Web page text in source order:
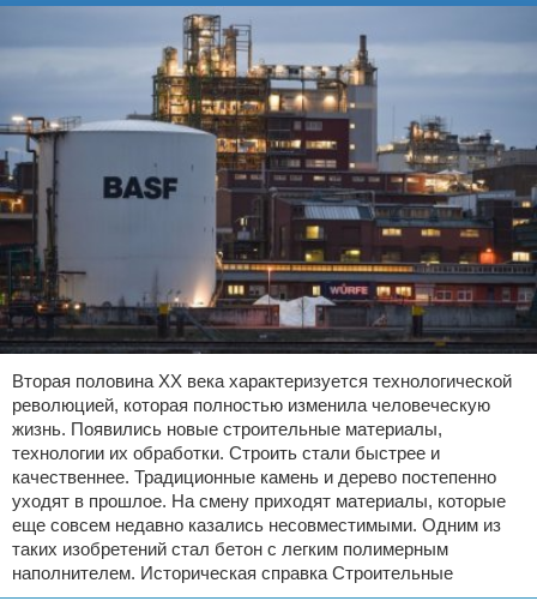
Вторая половина XX века характеризуется технологической
революцией, которая полностью изменила человеческую
жизнь. Появились новые строительные материалы,
технологии их обработки. Строить стали быстрее и
качественнее. Традиционные камень и дерево постепенно
уходят в прошлое. На смену приходят материалы, которые
еще совсем недавно казались несовместимыми. Одним из
таких изобретений стал бетон с легким полимерным
наполнителем. Историческая справка Строительные